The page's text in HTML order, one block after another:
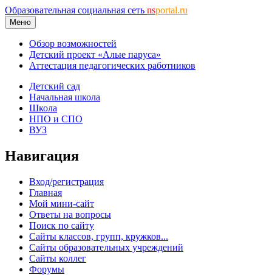
Образовательная социальная сеть nsportal.ru
Меню
Обзор возможностей
Детский проект «Алые паруса»
Аттестация педагогических работников
Детский сад
Начальная школа
Школа
НПО и СПО
ВУЗ
Навигация
Вход/регистрация
Главная
Мой мини-сайт
Ответы на вопросы
Поиск по сайту
Сайты классов, групп, кружков...
Сайты образовательных учреждений
Сайты коллег
Форумы